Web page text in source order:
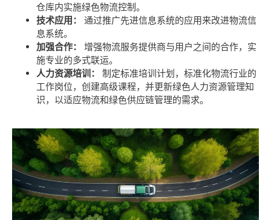
仓库内实施绿色物流控制。
技术应用：
通过推广先进信息系统的应用来改进物流信
息系统。
加强合作：
增强物流服务提供商与用户之间的合作，实
施专业的多式联运。
人力资源培训：
制定标准培训计划，标准化物流行业的
工作岗位，创建高级课程，并更新绿色人力资源管理知
识，以适应物流和绿色供应链管理的需求。